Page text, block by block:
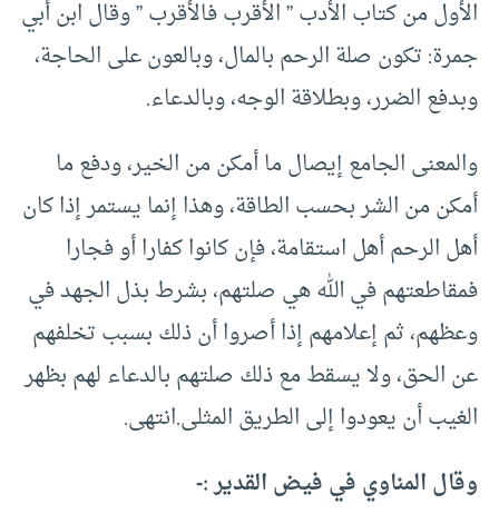
الأول من كتاب الأدب ” الأقرب فالأقرب ” وقال ابن أبي
جمرة: تكون صلة الرحم بالمال، وبالعون على الحاجة،
وبدفع الضرر، وبطلاقة الوجه، وبالدعاء.
والمعنى الجامع إيصال ما أمكن من الخير، ودفع ما
أمكن من الشر بحسب الطاقة، وهذا إنما يستمر إذا كان
أهل الرحم أهل استقامة، فإن كانوا كفارا أو فجارا
فمقاطعتهم في الله هي صلتهم، بشرط بذل الجهد في
وعظهم، ثم إعلامهم إذا أصروا أن ذلك بسبب تخلفهم
عن الحق، ولا يسقط مع ذلك صلتهم بالدعاء لهم بظهر
الغيب أن يعودوا إلى الطريق المثلى.انتهى.
وقال المناوي في فيض القدير :-